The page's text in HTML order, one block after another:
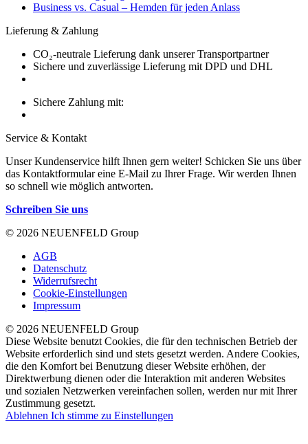
Business vs. Casual – Hemden für jeden Anlass
Lieferung & Zahlung
CO₂-neutrale Lieferung dank unserer Transportpartner
Sichere und zuverlässige Lieferung mit DPD und DHL
Sichere Zahlung mit:
Service & Kontakt
Unser Kundenservice hilft Ihnen gern weiter! Schicken Sie uns über
das Kontaktformular eine E-Mail zu Ihrer Frage. Wir werden Ihnen
so schnell wie möglich antworten.
Schreiben Sie uns
© 2026 NEUENFELD Group
AGB
Datenschutz
Widerrufsrecht
Cookie-Einstellungen
Impressum
© 2026 NEUENFELD Group
Diese Website benutzt Cookies, die für den technischen Betrieb der
Website erforderlich sind und stets gesetzt werden. Andere Cookies,
die den Komfort bei Benutzung dieser Website erhöhen, der
Direktwerbung dienen oder die Interaktion mit anderen Websites
und sozialen Netzwerken vereinfachen sollen, werden nur mit Ihrer
Zustimmung gesetzt.
Ablehnen Ich stimme zu Einstellungen